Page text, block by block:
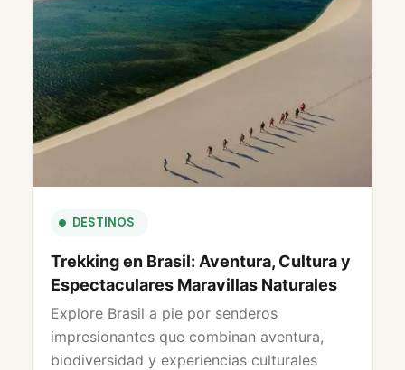
CULTURA Y PATRIMONIO
Carnaval en Brasil: Una celebración
única e inolvidable
Viva el Carnaval de Brasil con su vibrante
cultura, música contagiosa y celebraciones
inolvidables en destinos emblemáticos y